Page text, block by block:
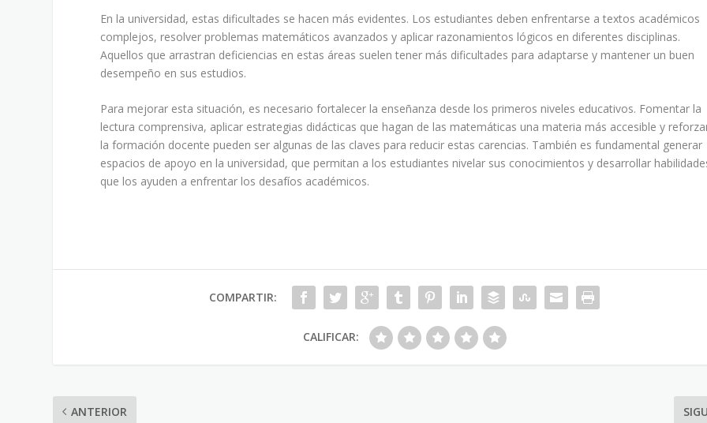
En la universidad, estas dificultades se hacen más evidentes. Los estudiantes deben enfrentarse a textos académicos
complejos, resolver problemas matemáticos avanzados y aplicar razonamientos lógicos en diferentes disciplinas.
Aquellos que arrastran deficiencias en estas áreas suelen tener más dificultades para adaptarse y mantener un buen
desempeño en sus estudios.
Para mejorar esta situación, es necesario fortalecer la enseñanza desde los primeros niveles educativos. Fomentar la
lectura comprensiva, aplicar estrategias didácticas que hagan de las matemáticas una materia más accesible y
la formación docente pueden ser algunas de las claves para reducir estas carencias. También es fundamental generar
espacios de apoyo en la universidad, que permitan a los estudiantes nivelar sus conocimientos y desarrollar
que los ayuden a enfrentar los desafíos académicos.
COMPARTIR:
CALIFICAR:
ANTERIOR